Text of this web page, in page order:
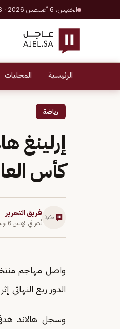
الخميس، 6 أغسطس 2026 · 23 صفر 1448 هـ
الرئيسية المحليات
رياضة
إرلينغ
كأس العالم
فريق التحرير
نُشر في الإثنين 6 يوليو 2026
واصل مهاجم
الدور ربع النهائي